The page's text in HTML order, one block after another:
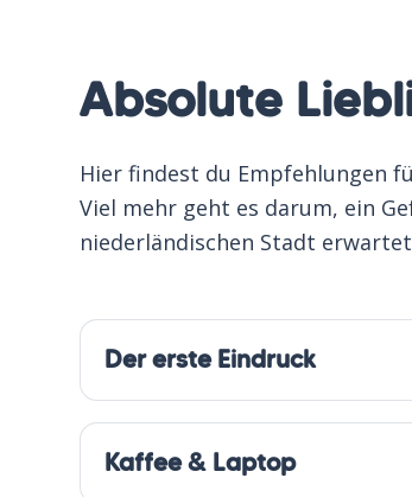
Absolute
Hier findest du Empfehlungen
Viel mehr geht es darum, ein
niederländischen Stadt
Der erste Eindruck
Kaffee & Laptop